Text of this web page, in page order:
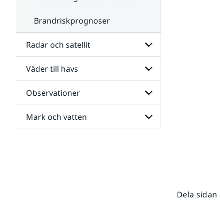
Brandriskprognoser
Radar och satellit
Undersidor
för
Radar
och
satellit
Väder till havs
Undersidor
för
Väder
till
havs
Observationer
Undersidor
för
Mark och vatten
Dela sidan